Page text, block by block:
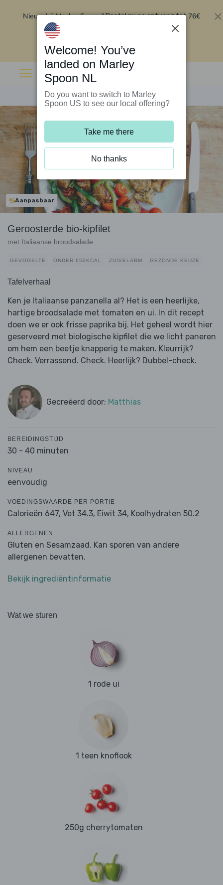
Nieuw bij Marley Spoon?Bestel nu en ontvang tot 76€
Aanpasbaar
Geroosterde bio-kipfilet
met Italiaanse broodsalade
GEVOGELTE ONDER 650KCAL ZUIVELARM GEZONDE KEUZE
Tafelverhaal
Ken je Italiaanse panzanella al? Het is een heerlijke,
hartige broodsalade met tomaten en ui. In dit recept
doen we er ook frisse paprika bij. Het geheel wordt hier
geserveerd met biologische kipfilet die we licht paneren
om hem een beetje knapperig te maken. Kleurrijk?
Check. Verrassend. Check. Heerlijk? Dubbel-check.
Gecreëerd door: Matthias
BEREIDINGSTIJD
30 - 40 minuten
NIVEAU
eenvoudig
VOEDINGSWAARDE PER PORTIE
Calorieën 647, Vet 34.3, Eiwit 34, Koolhydraten 50.2
ALLERGENEN
Gluten en Sesamzaad. Kan sporen van andere
allergenen bevatten.
Bekijk ingrediëntinformatie
Wat we sturen
1 rode ui
1 teen knoflook
250g cherrytomaten
Welcome! You’ve
landed on Marley
Spoon NL
Do you want to switch to Marley
Spoon US to see our local offering?
Take me there
No thanks